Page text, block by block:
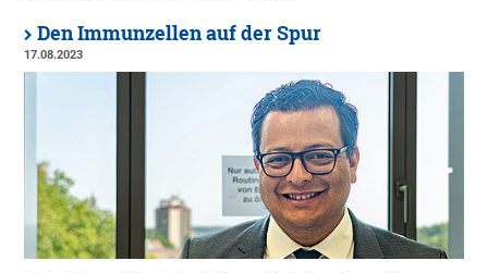
Den Immunzellen auf der Spur
17.08.2023